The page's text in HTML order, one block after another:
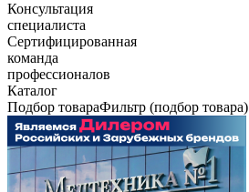
Консультация
специалиста
Сертифицированная
команда
профессионалов
Каталог
Подбор товараФильтр (подбор товара)